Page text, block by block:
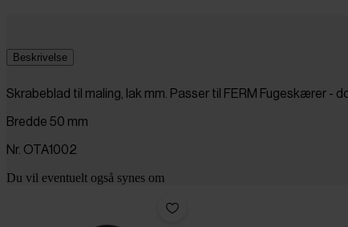
Beskrivelse
Skrabeblad til maling, lak mm. Passer til FERM Fugeskærer -
Bredde 50 mm
Nr. OTA1002
Du vil eventuelt også synes om